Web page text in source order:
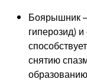
Боярышник
гиперозид)
снятию